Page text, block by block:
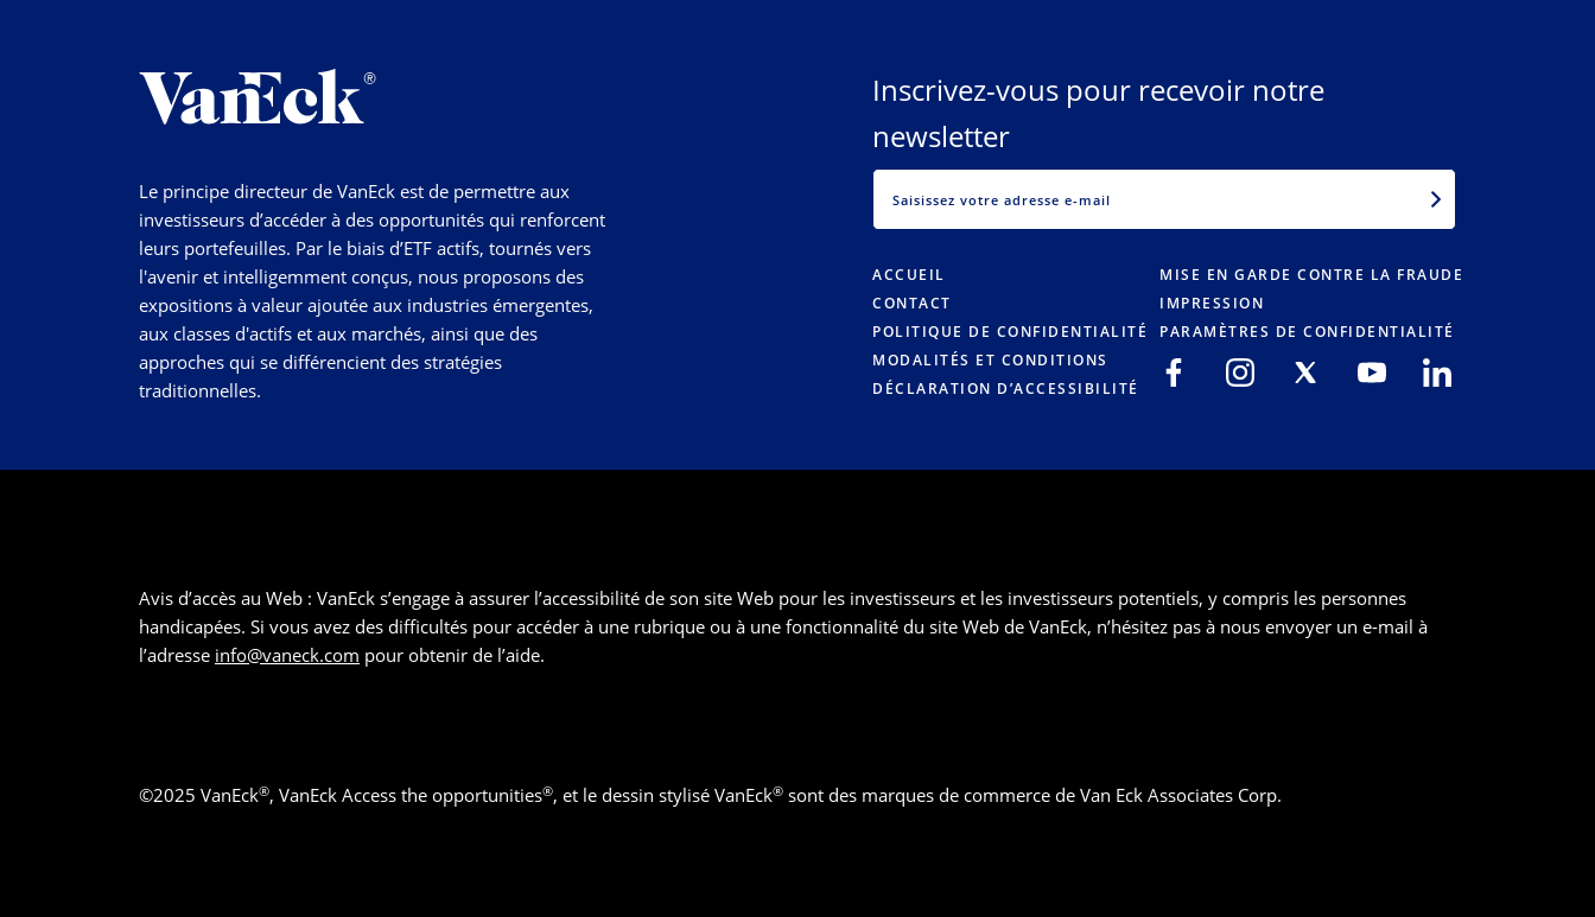
Le principe directeur de VanEck est de permettre aux
investisseurs d’accéder à des opportunités qui renforcent
leurs portefeuilles. Par le biais d’ETF actifs, tournés vers
l'avenir et intelligemment conçus, nous proposons des
expositions à valeur ajoutée aux industries émergentes,
aux classes d'actifs et aux marchés, ainsi que des
approches qui se différencient des stratégies
traditionnelles.
Inscrivez-vous pour recevoir notre
newsletter
ACCUEIL
CONTACT
POLITIQUE DE CONFIDENTIALITÉ
MODALITÉS ET CONDITIONS
DÉCLARATION D’ACCESSIBILITÉ
MISE EN GARDE CONTRE LA FRAUDE
IMPRESSION
PARAMÈTRES DE CONFIDENTIALITÉ
Avis d’accès au Web : VanEck s’engage à assurer l’accessibilité de son site Web pour les investisseurs et les investisseurs potentiels, y compris les personnes
handicapées. Si vous avez des difficultés pour accéder à une rubrique ou à une fonctionnalité du site Web de VanEck, n’hésitez pas à nous envoyer un e-mail à
l’adresse info@vaneck.com pour obtenir de l’aide.
©2025 VanEck®, VanEck Access the opportunities®, et le dessin stylisé VanEck® sont des marques de commerce de Van Eck Associates Corp.